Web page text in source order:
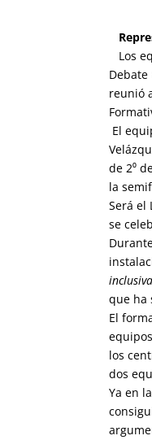
Los
reunió
El
de 2⁰
la
Será el
se
que ha
El
los
dos
Ya en